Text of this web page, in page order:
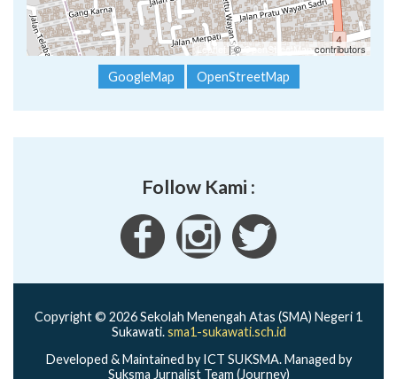
Leaflet | ©OpenStreetMap contributors
GoogleMap OpenStreetMap
Follow Kami :
Copyright © 2026 Sekolah Menengah Atas (SMA) Negeri 1
Sukawati.sma1-sukawati.sch.id
Developed & Maintained by ICT SUKSMA. Managed by
Suksma Jurnalist Team (Journey)